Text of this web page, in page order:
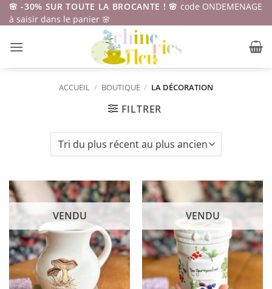
Passer
au
🌸 -30% SUR TOUTE LA BROCANTE ! 🌸 code ONDEMENAGE
à saisir dans le panier 🌸
ACCUEIL / BOUTIQUE / LA DÉCORATION
FILTRER
VENDU VENDU